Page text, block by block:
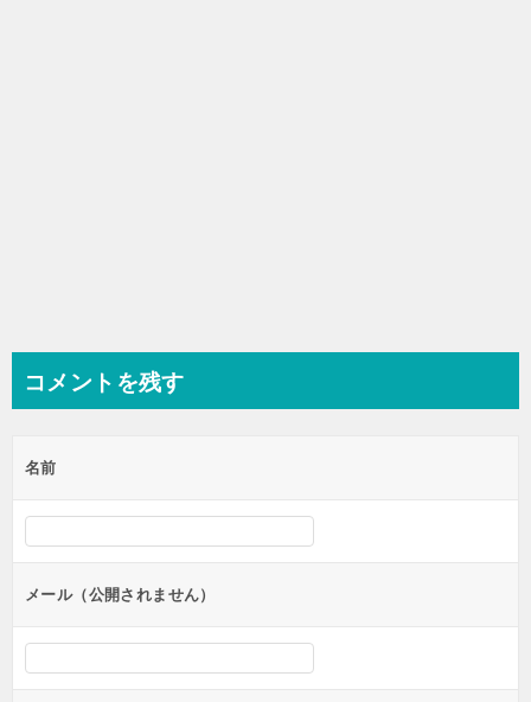
コメントを残す
名前
メール（公開されません）